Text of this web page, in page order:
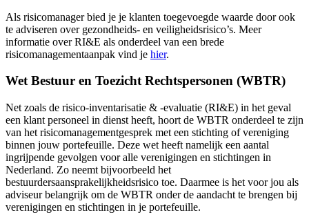
Als risicomanager bied je je klanten toegevoegde waarde door ook
te adviseren over gezondheids- en veiligheidsrisico’s. Meer
informatie over RI&E als onderdeel van een brede
risicomanagementaanpak vind je hier.
Wet Bestuur en Toezicht Rechtspersonen (WBTR)
Net zoals de risico-inventarisatie & -evaluatie (RI&E) in het geval
een klant personeel in dienst heeft, hoort de WBTR onderdeel te zijn
van het risicomanagementgesprek met een stichting of vereniging
binnen jouw portefeuille. Deze wet heeft namelijk een aantal
ingrijpende gevolgen voor alle verenigingen en stichtingen in
Nederland. Zo neemt bijvoorbeeld het
bestuurdersaansprakelijkheidsrisico toe. Daarmee is het voor jou als
adviseur belangrijk om de WBTR onder de aandacht te brengen bij
verenigingen en stichtingen in je portefeuille.